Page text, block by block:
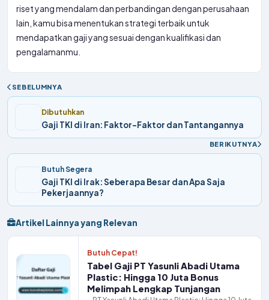
riset yang mendalam dan perbandingan dengan perusahaan
lain, kamu bisa menentukan strategi terbaik untuk
mendapatkan gaji yang sesuai dengan kualifikasi dan
pengalamanmu.
SEBELUMNYA
Dibutuhkan
Gaji TKI di Iran: Faktor-Faktor dan Tantangannya
BERIKUTNYA
Butuh Segera
Gaji TKI di Irak: Seberapa Besar dan Apa Saja
Pekerjaannya?
Artikel Lainnya yang Relevan
Butuh Cepat!
Tabel Gaji PT Yasunli Abadi Utama
Plastic: Hingga 10 Juta Bonus
Melimpah Lengkap Tunjangan